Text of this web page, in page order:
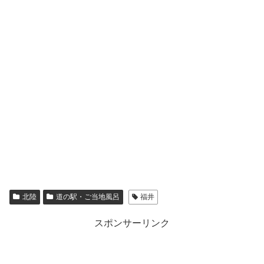
北陸 道の駅・ご当地風呂 福井
スポンサーリンク